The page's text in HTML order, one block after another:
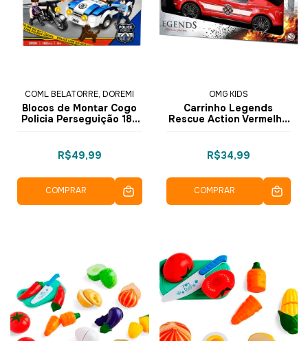
COML BELATORRE, DOREMI
Blocos de Montar Cogo
Policia Perseguição 185
R$49,99
COMPRAR
OMG KIDS
Carrinho Legends
Rescue Action Vermelho
R$34,99
COMPRAR